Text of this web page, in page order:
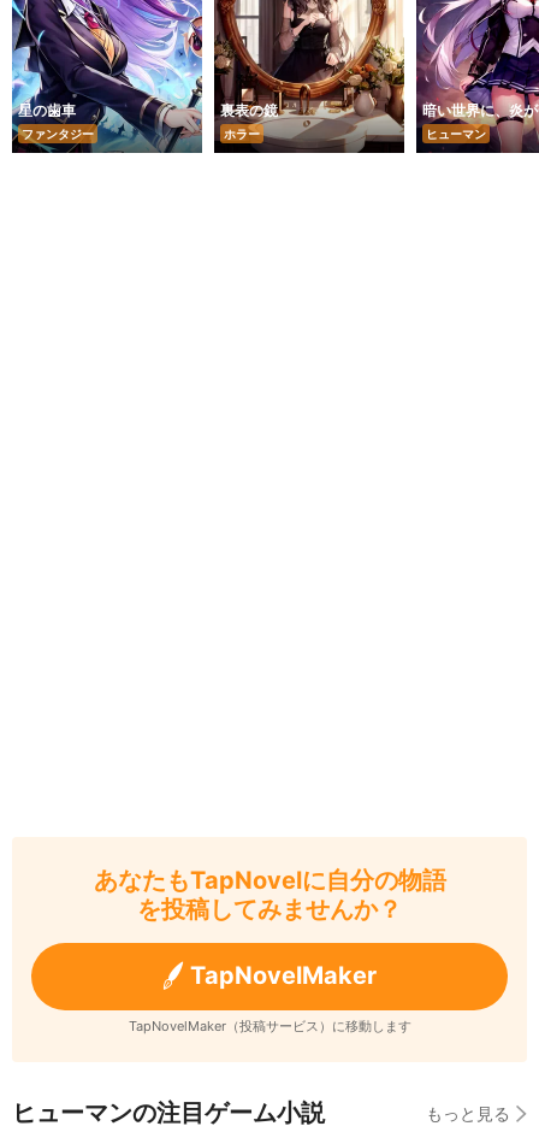
星の歯車
ファンタジー
裏表の鏡
ホラー
暗い世界に、炎
ヒューマン
あなたもTapNovelに自分の物語
を投稿してみませんか？
TapNovelMaker
TapNovelMaker（投稿サービス）に移動します
ヒューマンの注目ゲーム小説 もっと見る